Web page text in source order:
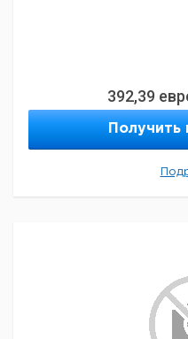
392,39
Получить